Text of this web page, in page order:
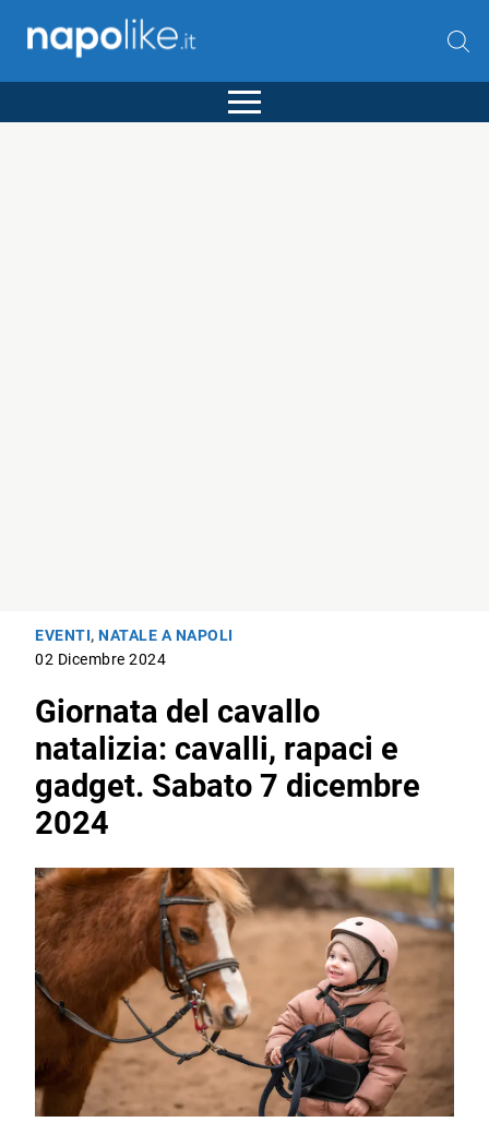
EVENTI,NATALE A NAPOLI
02 Dicembre 2024
Giornata del cavallo
natalizia: cavalli, rapaci e
gadget. Sabato 7 dicembre
2024